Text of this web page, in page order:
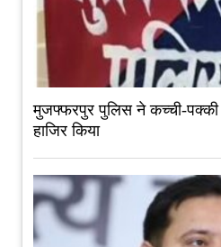
मुजफ्फरपुर पुलिस ने कच्ची-पक्की
हाजिर किया